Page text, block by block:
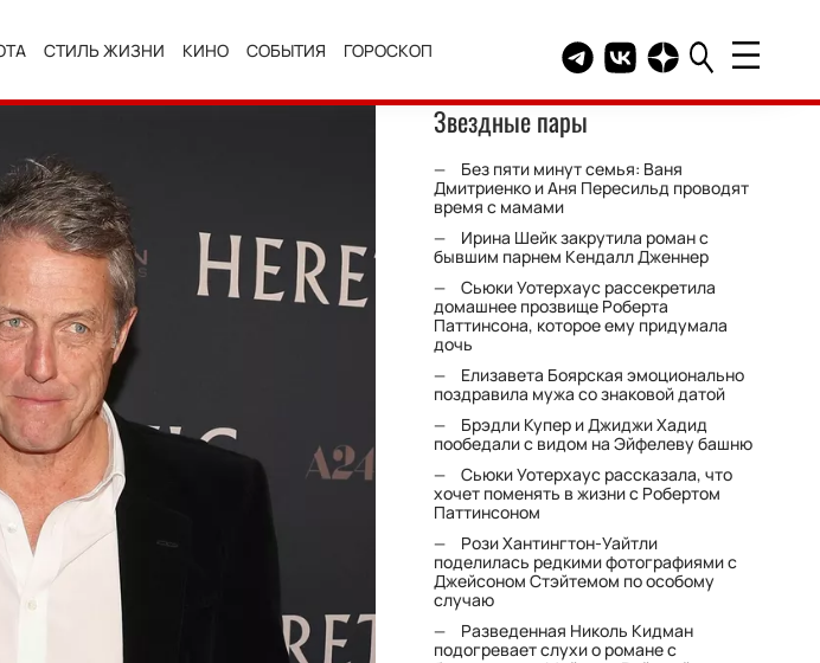
СТИЛЬ ЖИЗНИ КИНО СОБЫТИЯ ГОРОСКОП Telegram канал HELLO
Группа HELLO
Канал HELLO в
Звездные пары
Без пяти минут семья: Ваня
Дмитриенко и Аня Пересильд проводят
время с мамами
Ирина Шейк закрутила роман с
бывшим парнем Кендалл Дженнер
Сьюки Уотерхаус рассекретила
домашнее прозвище Роберта
Паттинсона, которое ему придумала
дочь
Елизавета Боярская эмоционально
поздравила мужа со знаковой датой
Брэдли Купер и Джиджи Хадид
пообедали с видом на Эйфелеву башню
Сьюки Уотерхаус рассказала, что
хочет поменять в жизни с Робертом
Паттинсоном
Рози Хантингтон-Уайтли
поделилась редкими фотографиями с
Джейсоном Стэйтемом по особому
случаю
Разведенная Николь Кидман
подогревает слухи о романе с